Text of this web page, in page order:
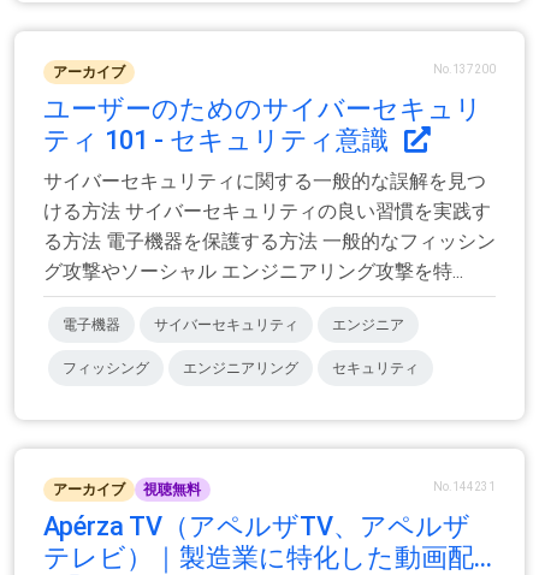
アーカイブ No.137200
ユーザーのためのサイバーセキュリ
ティ 101 - セキュリティ意識
サイバーセキュリティに関する一般的な誤解を見つ
ける方法 サイバーセキュリティの良い習慣を実践す
る方法 電子機器を保護する方法 一般的なフィッシン
グ攻撃やソーシャル エンジニアリング攻撃を特...
電子機器 サイバーセキュリティ エンジニア
フィッシング エンジニアリング セキュリティ
アーカイブ 視聴無料 No.144231
Apérza TV（アペルザTV、アペルザ
テレビ）｜製造業に特化した動画配...